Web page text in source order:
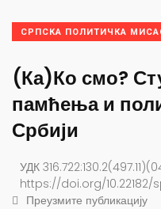
СРПСКА ПОЛИТИЧКА
(Ка)Ко смо?
памћења и
Србији
УДК
https://doi.org/10.22182/
Преузмите публикацију